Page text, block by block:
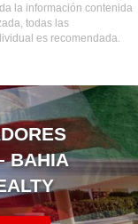
la información contenida
todas las
es recomendada.
BAHIA